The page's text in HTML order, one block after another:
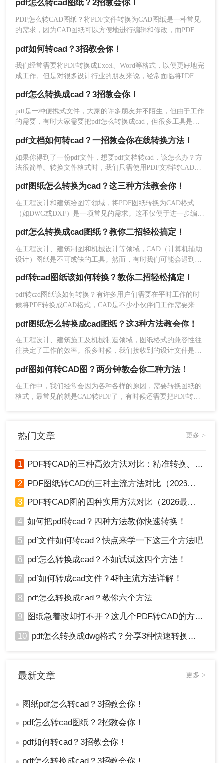
5、转换成功后，点击下载就可以得到你想要的CAD
文件了。
需要注意的是，使用在线转换工具进行转换时，需
要注意文件的隐私和安全问题。不要将敏感信息泄
露给未知的网站或应用程序。此外，不同的在线转
换工具具有不同的操作方法和功能特点，需要根据
实际情况选择合适的工具进行转换。
使用专业的CAD软件和使用在线转换工具进行转换
各有优缺点。专业的CAD软件通常可以提供更精确
的转换和更多的编辑功能，但需要安装相应的软件
换，但可能受到文件大小和格式的限制，并且需要
注意隐私和安全问题。
综上所述，将PDF文件转换为CAD图纸的方法有多
种，可以根据实际情况选择合适的方法进行转换。
同时还需要注意文件的格式兼容和排版美观等问
图纸就好办多了，网上有很多转换工具，但是鱼目混珠，很多
人都分辨不出来那些能用，那些不能用，下面就给大家推荐一
款转转大师，相信会帮到你的。
pdf怎么转cad图纸？2招教会你！
PDF怎么转CAD图纸？将PDF文件转换为CAD图纸是一种常见
的需求，因为CAD图纸可以方便地进行编辑和修改，而PDF文
介绍将PDF文件转换为CAD图纸的方法，包括使用专业的CAD
软件和在线转换工具等，并比较它们的优缺点。
pdf如何转cad？3招教会你！
我们经常需要将PDF转换成Excel、Word等格式，以便更好地完
成工作。但是对很多设计行业的朋友来说，经常面临将PDF文
计，比起PDF，CAD图纸更适合进行制造和设计。 那么我们
pdf如何转cad呢？下面就推荐给大家几个能将PDF轻松转换
CAD图纸的方法。
pdf怎么转换成cad？3招教会你！
pdf是一种便携式文件，大家的许多朋友并不陌生，但由于工作
的需要，有时大家需要把pdf怎么转换成cad，但很多工具是收
试一下哦。
pdf文档如何转cad？一招教会你在线转换方法！
如果你得到了一份pdf文件，想要pdf文档转cad，该怎么办？方
法很简单。转换文件格式时，我们只需使用PDF文档转CAD图
法，希望对大家有所帮助！
pdf图纸怎么转换为cad？这三种方法教会你！
在工程设计和建筑绘图等领域，将PDF图纸转换为CAD格式
（如DWG或DXF）是一项常见的需求。这不仅便于进一步编辑
cad呢？本文将介绍三种有效的PDF转CAD的方法。
pdf怎么转换成cad图纸？教你二招轻松搞定！
​在工程设计、建筑制图和机械设计等领域，CAD（计算机辅助
设计）图纸是不可或缺的工具。然而，有时我们可能会遇到一
行编辑和修改。因此，了解PDF怎么转换成CAD图纸变得尤为
重要。本文将为您详细介绍几种常用的PDF转CAD的方法。
pdf转cad图纸该如何转换？教你二招轻松搞定！
pdf转cad图纸该如何转换？有许多用户们需要在平时工作的时
候将PDF转换成CAD格式，CAD是不少小伙伴们工作需要来使
来就由小编给大家提供二种简单的方法，帮助各位快速进行转
换，这些方法都非常的方便好用，有需要的话一定不能错过
了。
pdf图纸怎么转换成cad图纸？这3种方法教会你！
在工程设计、建筑施工及机械制造领域，图纸格式的兼容性往
往决定了工作的效率。很多时候，我们接收到的设计文件是
我们需要对图纸进行修改、测量或导入到专业设备（如RTK）
时，就必须解决“pdf图纸怎么转换成cad图纸”这一核心难题。
pdf图如何转CAD图？两分钟教会你二种方法！
在工作中，我们经常会因为各种各样的原因，需要转换图纸的
格式，最常见的就是CAD转PDF了，有时候还需要把PDF转成
热门文章 更多 >
1 PDF转CAD的三种高效方法对比：精准转换、可编辑、保图层！
2 PDF图纸转CAD的三种主流方法对比（2026实用版）：选对工具效率翻倍！
3 PDF转CAD图的四种实用方法对比（2026最新版）：按需选择，效率至上！
4 如何把pdf转cad？四种方法教你快速转换！
5 pdf文件如何转cad？快点来学一下这三个方法吧
6 pdf怎么转换成cad？不如试试这四个方法！
7 pdf如何转成cad文件？4种主流方法详解！
8 pdf怎么转换成cad？教你六个方法
9 图纸急着改却打不开？这几个PDF转CAD的方法真管用！
10 pdf怎么转换成dwg格式？分享3种快速转换方法！
最新文章 更多 >
● 图纸pdf怎么转cad？3招教会你！
● pdf怎么转cad图纸？2招教会你！
● pdf如何转cad？3招教会你！
● pdf怎么转换成cad？3招教会你！